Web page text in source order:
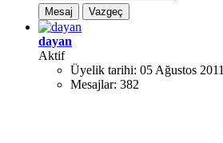
Mesaj Vazgeç
dayan
Aktif
Üyelik tarihi: 05 Ağustos 2011
Mesajlar: 382